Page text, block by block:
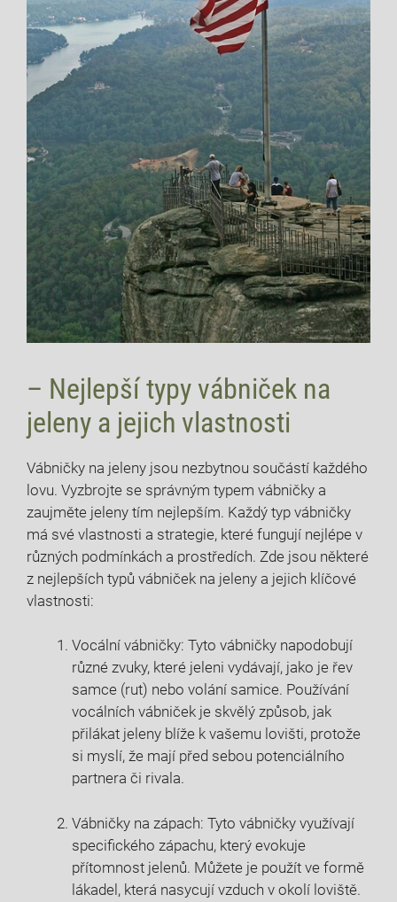
– Nejlepší typy vábniček na
jeleny a jejich vlastnosti
Vábničky na jeleny jsou nezbytnou součástí každého
lovu. Vyzbrojte se správným typem vábničky a
zaujměte jeleny tím nejlepším. Každý typ vábničky
má své vlastnosti a strategie, které fungují nejlépe v
různých podmínkách a prostředích. Zde jsou některé
z nejlepších typů vábniček na jeleny a jejich klíčové
vlastnosti:
Vocální vábničky: Tyto vábničky napodobují
různé zvuky, které jeleni vydávají, jako je řev
samce (rut) nebo volání samice. Používání
vocálních vábniček je skvělý způsob, jak
přilákat jeleny blíže k vašemu lovišti, protože
si myslí, že mají před sebou potenciálního
partnera či rivala.
Vábničky na zápach: Tyto vábničky využívají
specifického zápachu, který evokuje
přítomnost jelenů. Můžete je použít ve formě
lákadel, která nasycují vzduch v okolí loviště.